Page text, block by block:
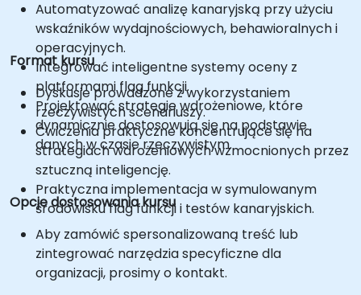
Automatyzować analizę kanaryjską przy użyciu
wskaźników wydajnościowych, behawioralnych i
operacyjnych.
Integrować inteligentne systemy oceny z
platformami flag funkcji.
Projektować strategie wdrożeniowe, które
dynamicznie dostosowują się na podstawie
danych w czasie rzeczywistym.
Format kursu
Dyskusje prowadzone z wykorzystaniem
rzeczywistych scenariuszy.
Ćwiczenia praktyczne koncentrujące się na
strategiach wdrożeniowych wzmocnionych przez
sztuczną inteligencję.
Praktyczna implementacja w symulowanym
środowisku flag funkcji i testów kanaryjskich.
Opcje dostosowania kursu
Aby zamówić spersonalizowaną treść lub
zintegrować narzędzia specyficzne dla
organizacji, prosimy o kontakt.